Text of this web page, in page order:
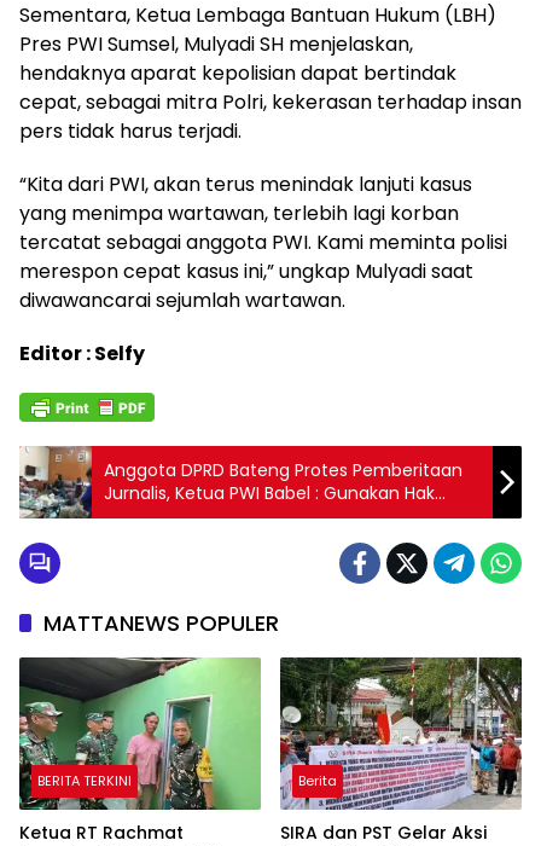
Sementara, Ketua Lembaga Bantuan Hukum (LBH)
Pres PWI Sumsel, Mulyadi SH menjelaskan,
hendaknya aparat kepolisian dapat bertindak
cepat, sebagai mitra Polri, kekerasan terhadap insan
pers tidak harus terjadi.
“Kita dari PWI, akan terus menindak lanjuti kasus
yang menimpa wartawan, terlebih lagi korban
tercatat sebagai anggota PWI. Kami meminta polisi
merespon cepat kasus ini,” ungkap Mulyadi saat
diwawancarai sejumlah wartawan.
Editor : Selfy
Anggota DPRD Bateng Protes Pemberitaan
Jurnalis, Ketua PWI Babel : Gunakan Hak
Jawab
MATTANEWS POPULER
BERITA TERKINI
Ketua RT Rachmat
Berita
SIRA dan PST Gelar Aksi